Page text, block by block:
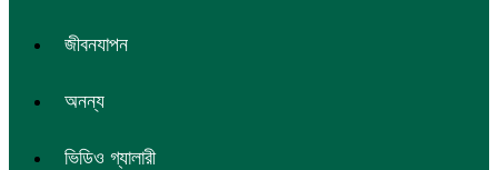
জীবনযাপন
অনন্য
ভিডিও গ্যালারী